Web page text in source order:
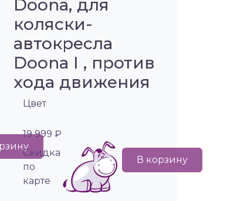
Doona, для
коляски-
автокресла
Doona I , против
хода движения
Цвет
19 999 ₽
Cкидка
по
карте
В корзину